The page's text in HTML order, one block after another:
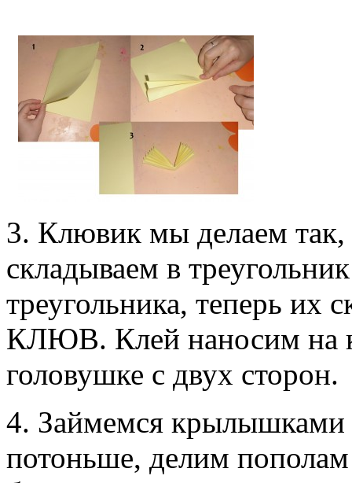
3. Клювик мы делаем так,
складываем в
треугольника, теперь их
КЛЮВ. Клей наносим на
головушке с двух сторон.
4. Займемся
потоньше, делим